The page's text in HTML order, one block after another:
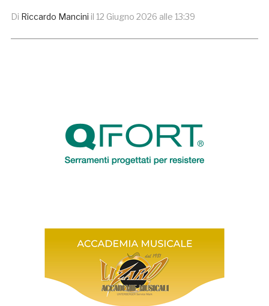
Di Riccardo Mancini il 12 Giugno 2026 alle 13:39